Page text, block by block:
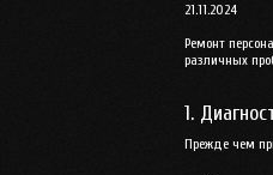
21.11.2024
Ремонт
различных
1.
Прежде чем